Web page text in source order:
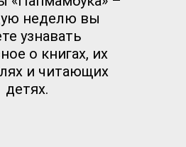
неделю вы
узнавать
о книгах, их
и читающих
детях.